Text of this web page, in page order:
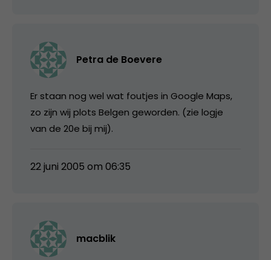
Petra de Boevere
Er staan nog wel wat foutjes in Google Maps,
zo zijn wij plots Belgen geworden. (zie logje
van de 20e bij mij).
22 juni 2005 om 06:35
macblik